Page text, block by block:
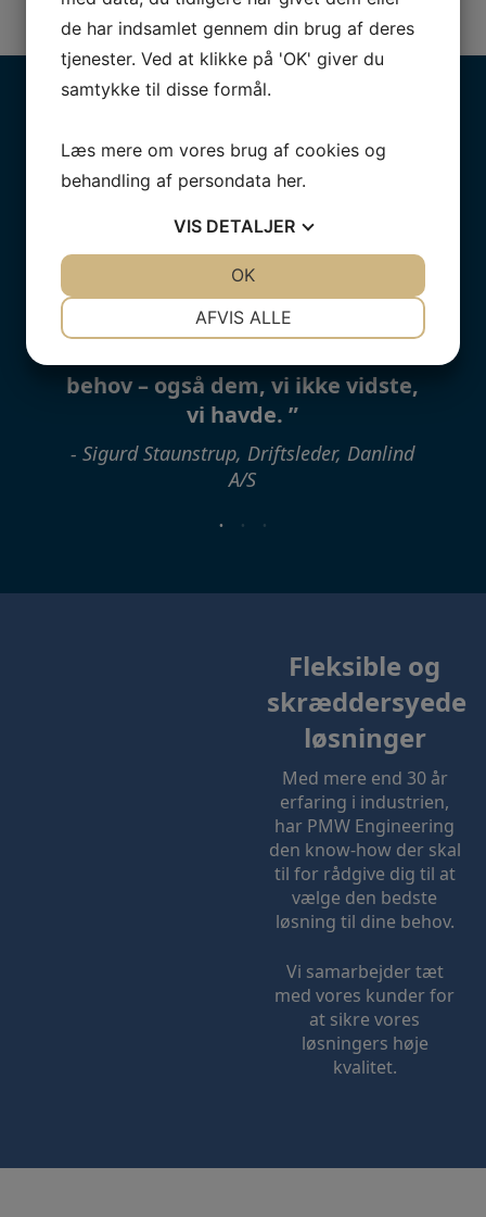
"Vi har i mange år handlet med
PMW Engineering og er meget
samarbejdet. De har en helt
utrolig viden, og som kunde får vi
derfor en meget kyndig
vejledning og gode råd til,
behov – også dem, vi ikke vidste,
vi havde. ”
- Sigurd Staunstrup, Driftsleder, Danlind
A/S
Fleksible og
skræddersyede
løsninger
Med mere end 30 år
erfaring i industrien,
har PMW Engineering
den know-how der skal
til for rådgive dig til at
vælge den bedste
løsning til dine behov.
Vi samarbejder tæt
med vores kunder for
at sikre vores
løsningers høje
kvalitet.
de har indsamlet gennem din brug af deres
tjenester. Ved at klikke på 'OK' giver du
samtykke til disse formål.
Læs mere om vores brug af cookies og
behandling af persondata her.
VIS DETALJER
MARKETING STATISTIK
AFVIS ALLE
OK